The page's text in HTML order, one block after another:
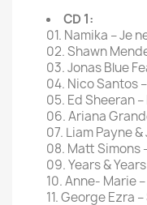
CD 1:
01. Namika – Je
02. Shawn
03. Jonas Blue
04. Nico Santos
05. Ed Sheeran
06. Ariana
07. Liam Payne
08. Matt Simons
09. Years &
10. Anne- Marie
11. George Ezra